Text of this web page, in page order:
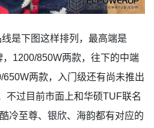
是下图这样排列，最高端是
1200/850W两款，往下的中端
两款，入门级还有尚未推出
不过目前市面上和华硕TUF联名
冷至尊、银欣、海韵都有对应的